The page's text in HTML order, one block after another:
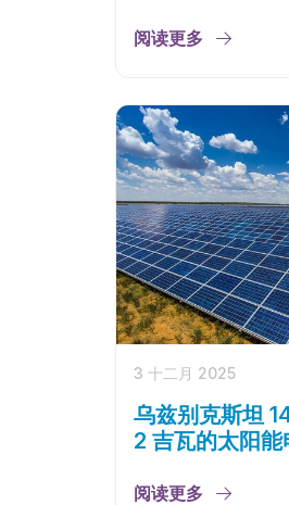
阅读更多
3 十二月 2025
乌兹别克斯坦
2 吉瓦的太阳能
阅读更多